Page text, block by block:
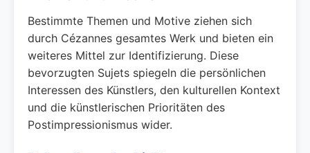
Bestimmte Themen und Motive ziehen sich
durch Cézannes gesamtes Werk und bieten ein
weiteres Mittel zur Identifizierung. Diese
bevorzugten Sujets spiegeln die persönlichen
Interessen des Künstlers, den kulturellen Kontext
und die künstlerischen Prioritäten des
Postimpressionismus wider.